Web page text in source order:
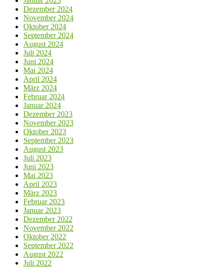
Dezember 2024
November 2024
Oktober 2024
September 2024
August 2024
Juli 2024
Juni 2024
Mai 2024
April 2024
März 2024
Februar 2024
Januar 2024
Dezember 2023
November 2023
Oktober 2023
September 2023
August 2023
Juli 2023
Juni 2023
Mai 2023
April 2023
März 2023
Februar 2023
Januar 2023
Dezember 2022
November 2022
Oktober 2022
September 2022
August 2022
Juli 2022